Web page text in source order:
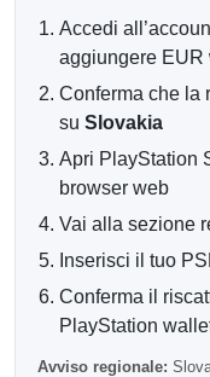
Giochi digitali
5
Edizioni deluxe,
Abbonamenti e
Collezioni di
Valuta in-game,
Consegna
Il tuo codice del
successo. Il codice
essere riscattato su
Account
Accedi
aggiungere EUR
Conferma che la
su Slovakia
Apri PlayStation
browser web
Vai alla sezione
Inserisci il tuo
Conferma il
PlayStation
Avviso regionale: